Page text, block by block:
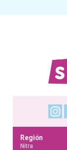
Región
Nitra